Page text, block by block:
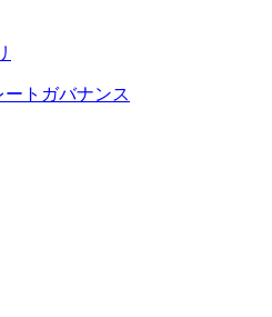
トガバナンス